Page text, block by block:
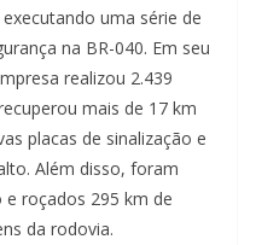
uma série de
na BR-040. Em seu
realizou 2.439
mais de 17 km
placas de sinalização e
Além disso, foram
roçados 295 km de
da rodovia.